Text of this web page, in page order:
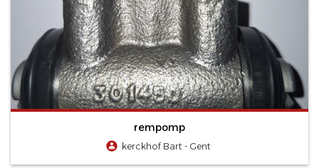
rempomp
kerckhof Bart - Gent